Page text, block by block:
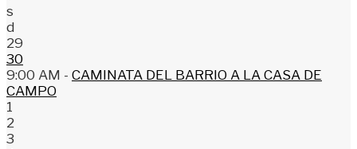
s
d
29
30
9:00 AM - CAMINATA DEL BARRIO A LA CASA DE
CAMPO
1
2
3